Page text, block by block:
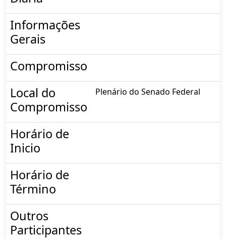
Informações
Gerais
Compromisso
Local do
Compromisso
Plenário do Senado Federal
Horário de
Inicio
Horário de
Término
Outros
Participantes